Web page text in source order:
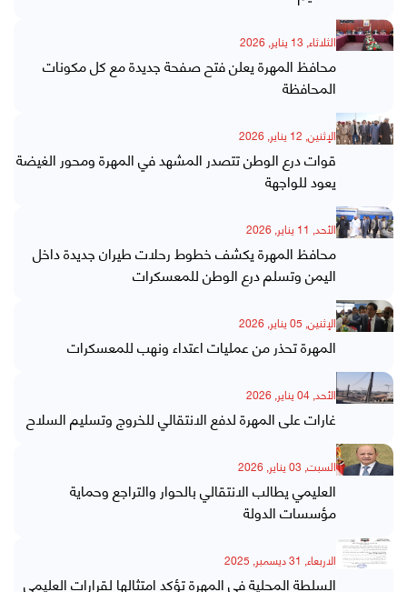
الثلاثاء, 13 يناير, 2026
محافظ المهرة يعلن فتح صفحة جديدة مع كل مكونات
المحافظة
الإثنين, 12 يناير, 2026
قوات درع الوطن تتصدر المشهد في المهرة ومحور الغيضة
يعود للواجهة
الأحد, 11 يناير, 2026
محافظ المهرة يكشف خطوط رحلات طيران جديدة داخل
اليمن وتسلم درع الوطن للمعسكرات
الإثنين, 05 يناير, 2026
المهرة تحذر من عمليات اعتداء ونهب للمعسكرات
الأحد, 04 يناير, 2026
غارات على المهرة لدفع الانتقالي للخروج وتسليم السلاح
السبت, 03 يناير, 2026
العليمي يطالب الانتقالي بالحوار والتراجع وحماية
مؤسسات الدولة
الاربعاء, 31 ديسمبر, 2025
السلطة المحلية في المهرة تؤكد امتثالها لقرارات العليمي